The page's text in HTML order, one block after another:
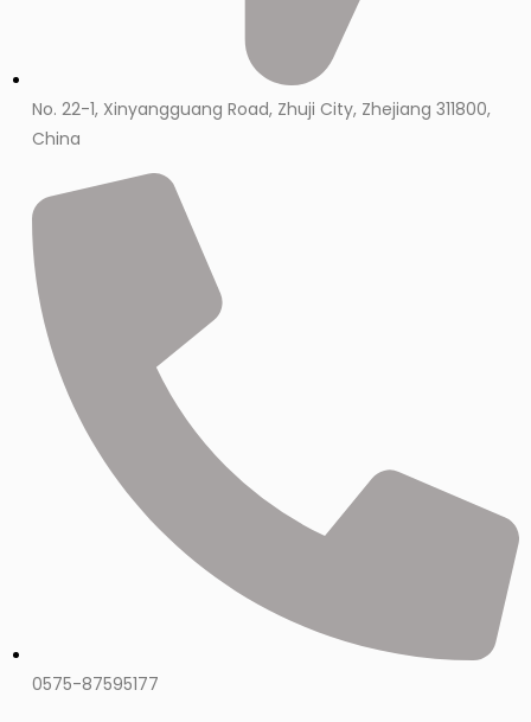
No. 22-1, Xinyangguang Road, Zhuji City, Zhejiang 311800,
China
0575-87595177